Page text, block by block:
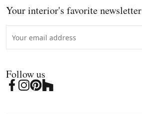
Your interior's favorite newsletter
Follow us